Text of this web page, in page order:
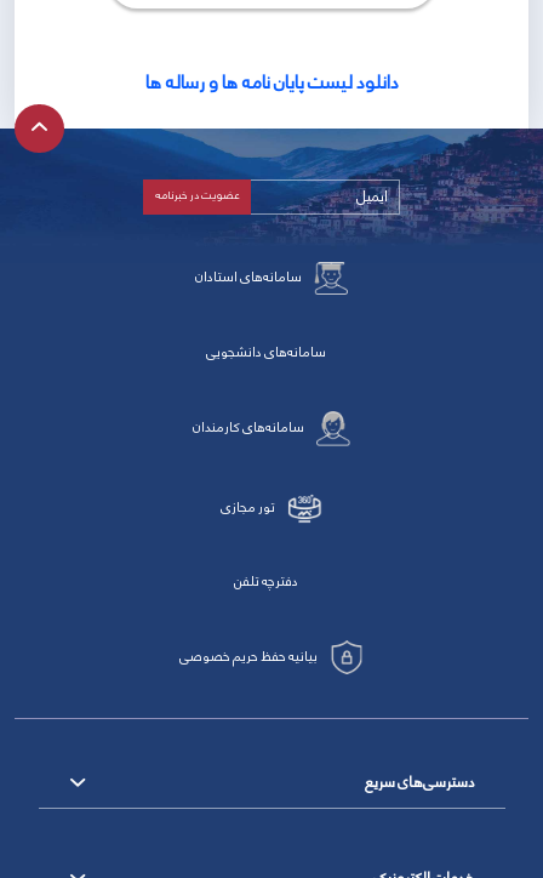
دانلود لیست پایان نامه ها و رساله ها
سامانه‌های استادان
سامانه‌های دانشجویی
سامانه‌های کارمندان
تور مجازی
دفترچه تلفن
بیانیه حفظ حریم خصوصی
دسترسی‌های سریع